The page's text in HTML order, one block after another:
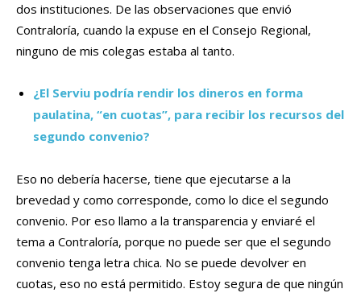
dos instituciones. De las observaciones que envió
Contraloría, cuando la expuse en el Consejo Regional,
ninguno de mis colegas estaba al tanto.
¿El Serviu podría rendir los dineros en forma
paulatina, “en cuotas”, para recibir los recursos del
segundo convenio?
Eso no debería hacerse, tiene que ejecutarse a la
brevedad y como corresponde, como lo dice el segundo
convenio. Por eso llamo a la transparencia y enviaré el
tema a Contraloría, porque no puede ser que el segundo
convenio tenga letra chica. No se puede devolver en
cuotas, eso no está permitido. Estoy segura de que ningún